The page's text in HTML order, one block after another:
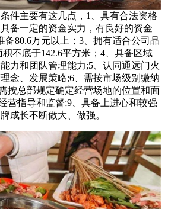
件主要有这几点，1、具有合法资格
备一定的资金实力，有良好的资金
备80.6万元以上；3、拥有适合公司品
不底于142.6平方米；4、具备区域
力和团队管理能力;5、认同通远门火
念、发展策略;6、需按市场级别缴纳
按总部规定确定经营场地的位置和面
营指导和监督;9、具备上进心和较强
成长不断做大、做强。